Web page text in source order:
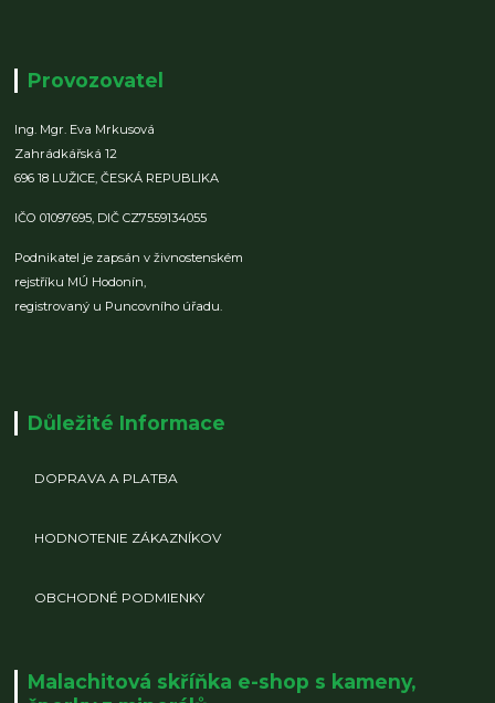
Provozovatel
Ing. Mgr. Eva Mrkusová
Zahrádkářská 12
696 18 LUŽICE,ČESKÁ REPUBLIKA
IČO 01097695, DIČ CZ7559134055
Podnikatel je zapsán v živnostenském
rejstříku MÚ Hodonín,
registrovaný u Puncovního úřadu.
Důležité Informace
DOPRAVA A PLATBA
HODNOTENIE ZÁKAZNÍKOV
OBCHODNÉ PODMIENKY
Malachitová skříňka e-shop s kameny,